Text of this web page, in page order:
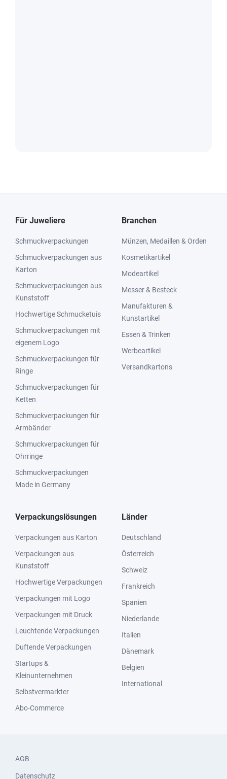
Für Juweliere
Schmuckverpackungen
Schmuckverpackungen aus
Karton
Schmuckverpackungen aus
Kunststoff
Hochwertige Schmucketuis
Schmuckverpackungen mit
eigenem Logo
Schmuckverpackungen für
Ringe
Schmuckverpackungen für
Ketten
Schmuckverpackungen für
Armbänder
Schmuckverpackungen für
Ohrringe
Schmuckverpackungen
Made in Germany
Branchen
Münzen, Medaillen & Orden
Kosmetikartikel
Modeartikel
Messer & Besteck
Manufakturen &
Kunstartikel
Essen & Trinken
Werbeartikel
Versandkartons
Verpackungslösungen
Verpackungen aus Karton
Verpackungen aus
Kunststoff
Hochwertige Verpackungen
Verpackungen mit Logo
Verpackungen mit Druck
Leuchtende Verpackungen
Duftende Verpackungen
Startups &
Kleinunternehmen
Selbstvermarkter
Abo-Commerce
Länder
Deutschland
Österreich
Schweiz
Frankreich
Spanien
Niederlande
Italien
Dänemark
Belgien
International
AGB
Datenschutz